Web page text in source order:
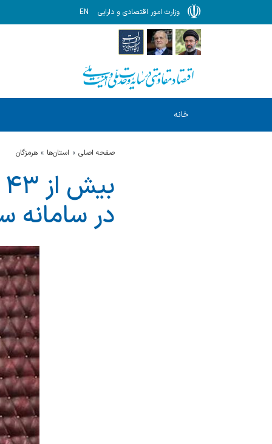
وزارت امور اقتصادی و دارایی EN
خانه
صفحه اصلی استان‌ها هرمزگان
در سامانه